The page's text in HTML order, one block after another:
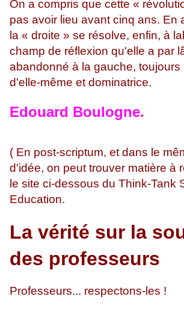
On a compris que cette «
pas avoir lieu avant cinq ans. En
la « droite » se résolve, enfin, à
champ de réflexion qu'elle a par
abandonné à la gauche, toujours
d'elle-même et dominatrice.
Edouard Boulogne.
( En post-scriptum, et dans le
d'idée, on peut trouver matière à
le site ci-dessous du Think-Tank
Education.
La vérité sur la
des professeurs
Professeurs... respectons-les !